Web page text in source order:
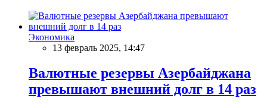
Экономика
13 февраль 2025, 14:47
Валютные резервы Азербайджана
превышают внешний долг в 14 раз